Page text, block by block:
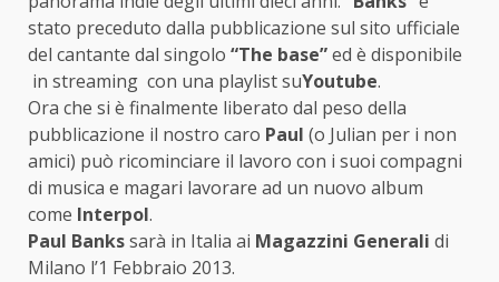
stato preceduto dalla pubblicazione sul sito ufficiale
del cantante dal singolo “The base”ed è disponibile
in streaming con una playlist suYoutube.
Ora che si è finalmente liberato dal peso della
pubblicazione il nostro caro Paul (o Julian per i non
amici) può ricominciare il lavoro con i suoi compagni
di musica e magari lavorare ad un nuovo album
come Interpol.
Paul Bankssarà in Italia ai Magazzini Generali di
Milano l’1 Febbraio 2013.